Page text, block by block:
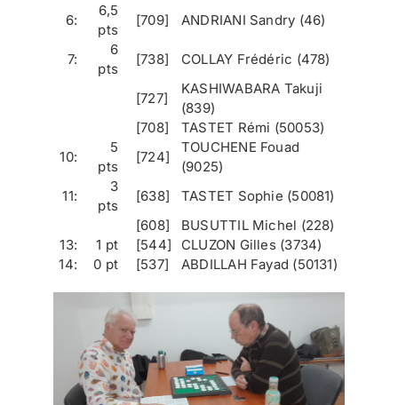
6:
6,5
pts
[709] ANDRIANI Sandry (46)
7:
6
pts
[738] COLLAY Frédéric (478)
[727]
KASHIWABARA Takuji
(839)
[708]
TASTET Rémi (50053)
10:
5
pts
[724]
TOUCHENE Fouad
(9025)
11:
3
pts
[638]
TASTET Sophie (50081)
[608]
BUSUTTIL Michel (228)
13:
1 pt [544]
CLUZON Gilles (3734)
14:
0 pt [537] ABDILLAH Fayad (50131)